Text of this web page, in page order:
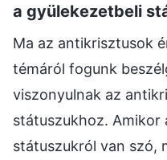
a gyülekezetbeli
Ma az antikrisztusok
témáról fogunk
viszonyulnak az
státuszukhoz. Amikor
státuszukról van szó,